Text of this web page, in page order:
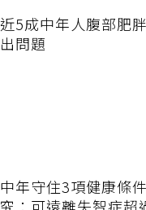
近5成中年人腹部肥
出問題
中年守住3項健康條